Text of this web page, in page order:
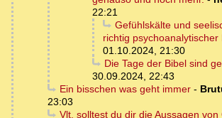
22:21
Gefühlskälte und
richtig psychoanalytischer
01.10.2024, 21:30
Die Tage der Bibel sind
30.09.2024, 22:43
Ein bisschen was geht immer-
23:03
Vlt. solltest du dir die Aussagen